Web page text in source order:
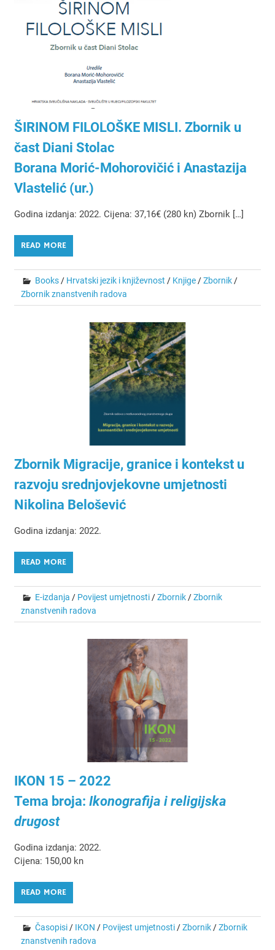
ŠIRINOM FILOLOŠKE MISLI. Zbornik u
čast Diani Stolac
Borana Morić-Mohorovičić i Anastazija
Vlastelić (ur.)
Godina izdanja: 2022. Cijena: 37,16€ (280 kn) Zbornik […]
READ MORE
Books/ Hrvatski jezik i književnost / Knjige/Zbornik/
Zbornik znanstvenih radova
Zbornik Migracije, granice i kontekst u
razvoju srednjovjekovne umjetnosti
Nikolina Belošević
Godina izdanja: 2022.
READ MORE
E-izdanja / Povijest umjetnosti/Zbornik/Zbornik
znanstvenih radova
IKON 15 – 2022
Tema broja: Ikonografija i religijska
drugost
Godina izdanja: 2022.
Cijena: 150,00 kn
READ MORE
Časopisi/ IKON / Povijest umjetnosti/Zbornik/Zbornik
znanstvenih radova